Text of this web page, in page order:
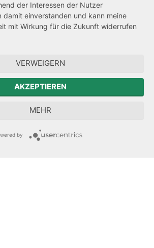
Integrationsbeauftragte
zur Aufarbeitung der SED-
der Interessen der Nutzer
damit einverstanden und kann meine
mit Wirkung für die Zukunft widerrufen
VERWEIGERN
AKZEPTIEREN
MEHR
by